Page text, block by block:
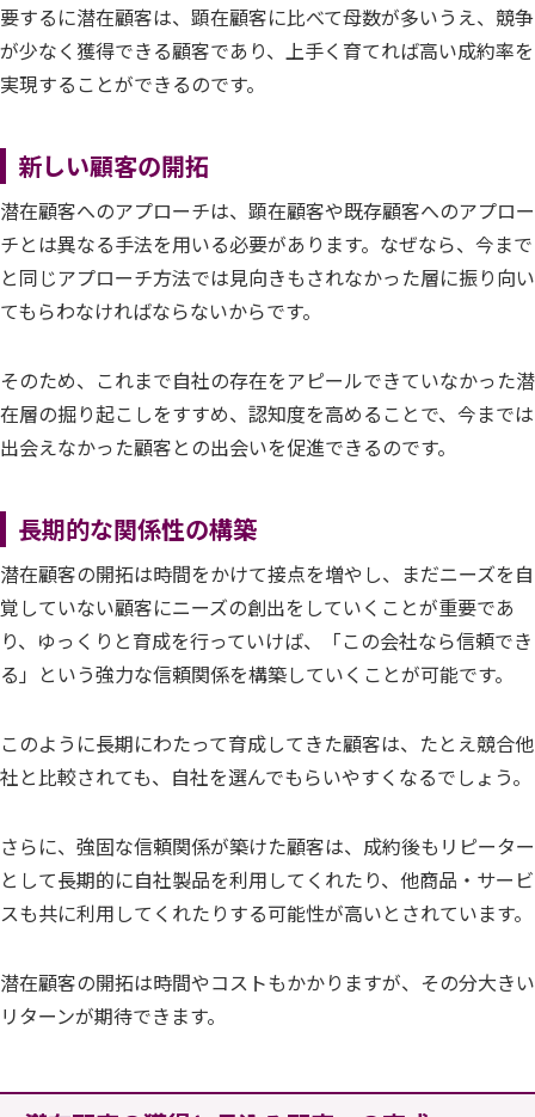
要するに潜在顧客は、顕在顧客に比べて母数が多いうえ、競争
が少なく獲得できる顧客であり、上手く育てれば高い成約率を
実現することができるのです。
新しい顧客の開拓
潜在顧客へのアプローチは、顕在顧客や既存顧客へのアプロー
チとは異なる手法を用いる必要があります。なぜなら、今まで
と同じアプローチ方法では見向きもされなかった層に振り向い
てもらわなければならないからです。
そのため、これまで自社の存在をアピールできていなかった潜
在層の掘り起こしをすすめ、認知度を高めることで、今までは
出会えなかった顧客との出会いを促進できるのです。
長期的な関係性の構築
潜在顧客の開拓は時間をかけて接点を増やし、まだニーズを自
覚していない顧客にニーズの創出をしていくことが重要であ
り、ゆっくりと育成を行っていけば、「この会社なら信頼でき
る」という強力な信頼関係を構築していくことが可能です。
このように長期にわたって育成してきた顧客は、たとえ競合他
社と比較されても、自社を選んでもらいやすくなるでしょう。
さらに、強固な信頼関係が築けた顧客は、成約後もリピーター
として長期的に自社製品を利用してくれたり、他商品・サービ
スも共に利用してくれたりする可能性が高いとされています。
潜在顧客の開拓は時間やコストもかかりますが、その分大きい
リターンが期待できます。